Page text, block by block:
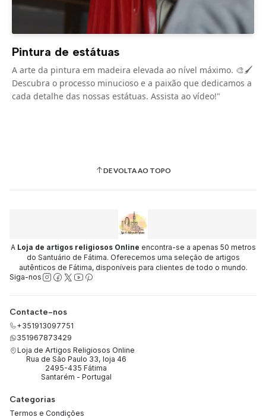
Pintura de estátuas
A arte da pintura em madeira elevada ao nível máximo. 🎨🖌️
Descubra o processo minucioso e a paixão que dedicamos a
cada detalhe das nossas estátuas. Assista ao vídeo!"
DE VOLTA AO TOPO
A Loja de artigos religiosos Online encontra-se a apenas 50 metros
do Santuário de Fátima. Oferecemos uma seleção de artigos
autênticos de Fátima, disponíveis para clientes de todo o mundo.
Siga-nos
Contacte-nos
+351913097751
351967873429
Loja de Artigos Religiosos Online
Rua de São Paulo 33, loja 46
2495-435 Fátima
Santarém - Portugal
Categorias
Termos e Condições